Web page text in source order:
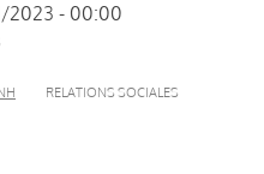
2023 - 00:00
RELATIONS SOCIALES